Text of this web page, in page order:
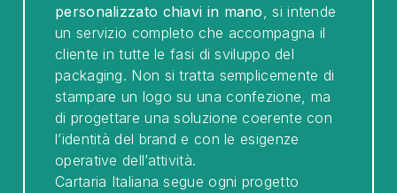
personalizzato chiavi in mano, si intende
un servizio completo che accompagna il
cliente in tutte le fasi di sviluppo del
packaging. Non si tratta semplicemente di
stampare un logo su una confezione, ma
di progettare una soluzione coerente con
l’identità del brand e con le esigenze
operative dell’attività.
Cartaria Italiana segue ogni progetto